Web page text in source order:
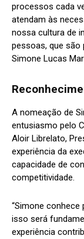
processos cada
atendam às
nossa cultura de
pessoas, que são
Simone Lucas
A nomeação de
entusiasmo pelo
Aloir Librelato,
experiência da
capacidade de
competitividade.
“Simone
isso será
experiência